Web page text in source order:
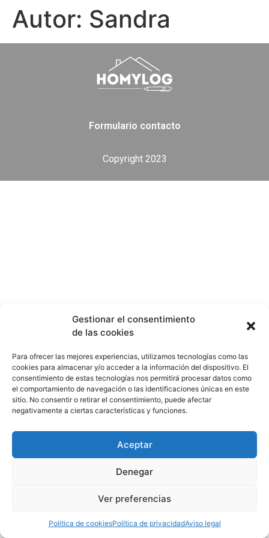
Gestionar el consentimiento
de las cookies
Para ofrecer las mejores experiencias, utilizamos tecnologías como las
cookies para almacenar y/o acceder a la información del dispositivo. El
consentimiento de estas tecnologías nos permitirá procesar datos como
el comportamiento de navegación o las identificaciones únicas en este
sitio. No consentir o retirar el consentimiento, puede afectar
negativamente a ciertas características y funciones.
Aceptar
Denegar
Ver preferencias
Política de cookiesPolítica de privacidadAviso legal
Autor: Sandra
Formulario contacto
Copyright 2023